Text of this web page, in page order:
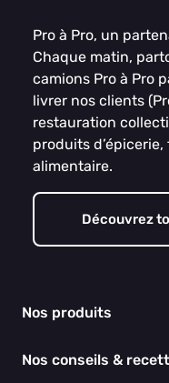
Pro à Pro, un
Chaque matin,
camions Pro à Pro
livrer nos clients
restauration
produits
alimentaire.
Découvrez
Nos produits
Épicerie
Nos conseils &